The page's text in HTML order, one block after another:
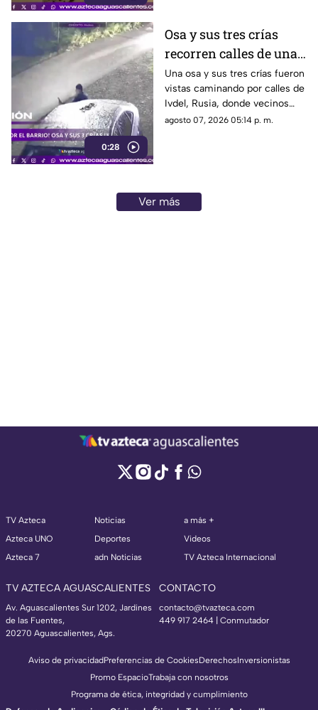
0:28
Osa y sus tres crías
recorren calles de una
ciudad en Rusia
Una osa y sus tres crías fueron
vistas caminando por calles de
Ivdel, Rusia, donde vecinos
reportan un aumento en los
agosto 07, 2026 05:14 p. m.
Ver más
TV Azteca
Azteca UNO
Azteca 7
Noticias
Deportes
adn Noticias
a más +
Videos
TV Azteca Internacional
TV AZTECA AGUASCALIENTES
Av. Aguascalientes Sur 1202, Jardines
de las Fuentes,
20270 Aguascalientes, Ags.
CONTACTO
contacto@tvazteca.com
449 917 2464 | Conmutador
Aviso de privacidadPreferencias de CookiesDerechosInversionistas
Promo EspacioTrabaja con nosotros
Programa de ética, integridad y cumplimiento